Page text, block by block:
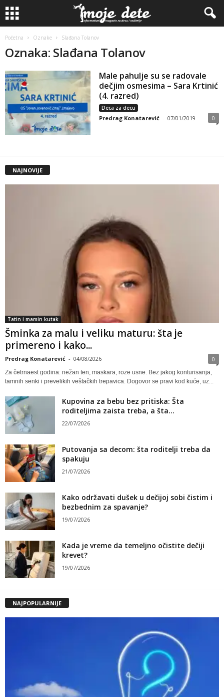
Početna Oznake Slađana Tolanov
Oznaka: Slađana Tolanov
Male pahulјe su se radovale
dečjim osmesima – Sara Krtinić
(4. razred)
Deca za decu
Predrag Konatarević - 07/01/2019 0
NAJNOVIJE
Tatin i mamin kutak
Šminka za malu i veliku maturu: šta je
primereno i kako...
Predrag Konatarević - 04/08/2026 0
Za četrnaest godina: nežan ten, maskara, roze usne. Bez jakog konturisanja,
tamnih senki i prevelikih veštačkih trepavica. Dogovor se pravi kod kuće, uz...
Kupovina za bebu bez pritiska: Šta
roditeljima zaista treba, a šta...
22/07/2026
Putovanja sa decom: šta roditelji treba da
spakuju
21/07/2026
Kako održavati dušek u dečijoj sobi čistim i
bezbednim za spavanje?
19/07/2026
Kada je vreme da temeljno očistite dečiji
krevet?
19/07/2026
NAJPOPULARNIJE